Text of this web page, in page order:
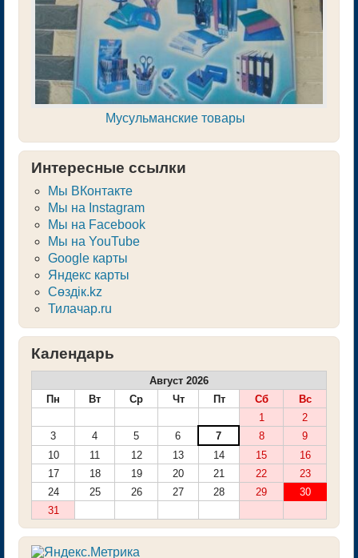
Мусульманские товары
Интересные ссылки
Мы ВКонтакте
Мы на Instagram
Мы на Facebook
Мы на YouTube
Google карты
Яндекс карты
Сөздік.kz
Тилачар.ru
Календарь
Август 2026
Пн
Вт Ср Чт Пт Сб
Вс
1
2
3
4 5 6 7 8
9
10
11 12 13 14 15
16
17
18 19 20 21 22
23
24
25 26 27 28 29
30
31